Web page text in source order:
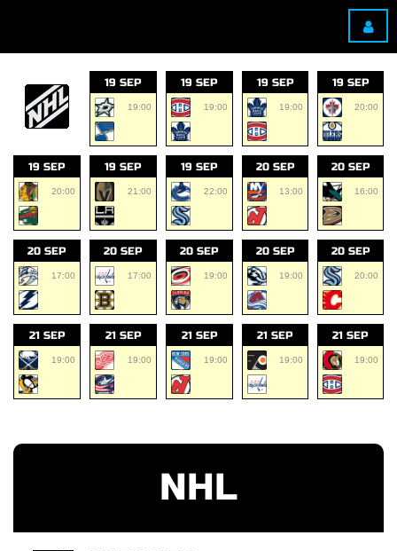
19 SEP
19:00
19 SEP
19:00
19 SEP
19:00
19 SEP
20:00
19 SEP
20:00
19 SEP
21:00
19 SEP
22:00
20 SEP
13:00
20 SEP
16:00
20 SEP
17:00
20 SEP
17:00
20 SEP
19:00
20 SEP
19:00
20 SEP
20:00
21 SEP
19:00
21 SEP
19:00
21 SEP
19:00
21 SEP
19:00
21 SEP
19:00
NHL